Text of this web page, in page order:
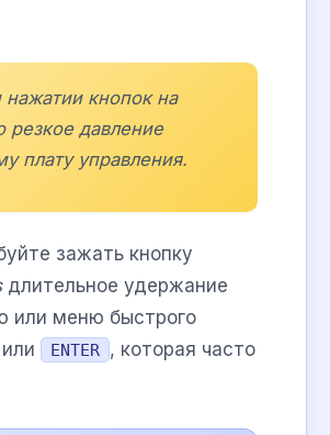
кнопок на
давление
плату управления.
зажать кнопку
длительное удержание
или меню быстрого
или ENTER , которая часто